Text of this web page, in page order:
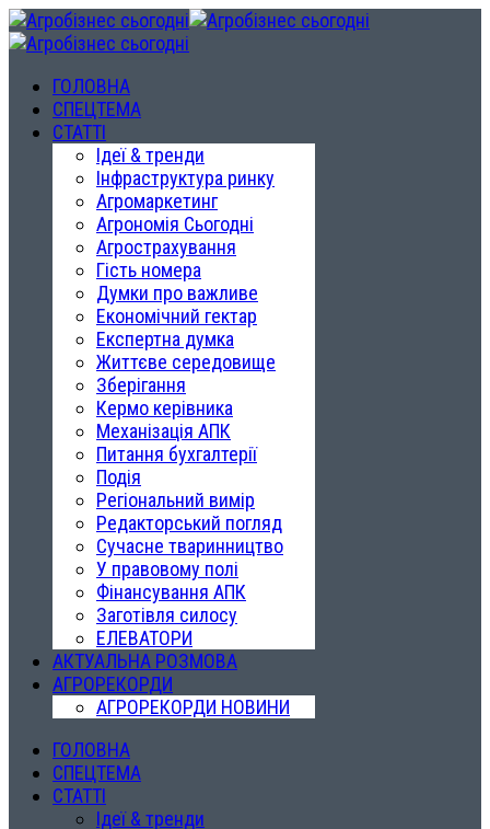
ГОЛОВНА
СПЕЦТЕМА
СТАТТІ
Ідеї & тренди
Інфраструктура ринку
Агромаркетинг
Агрономія Сьогодні
Агрострахування
Гість номера
Думки про важливе
Економічний гектар
Експертна думка
Життєве середовище
Зберігання
Кермо керівника
Механізація АПК
Питання бухгалтерії
Подія
Регіональний вимір
Редакторський погляд
Сучасне тваринництво
У правовому полі
Фінансування АПК
Заготівля силосу
ЕЛЕВАТОРИ
АКТУАЛЬНА РОЗМОВА
АГРОРЕКОРДИ
АГРОРЕКОРДИ НОВИНИ
ГОЛОВНА
СПЕЦТЕМА
СТАТТІ
Ідеї & тренди